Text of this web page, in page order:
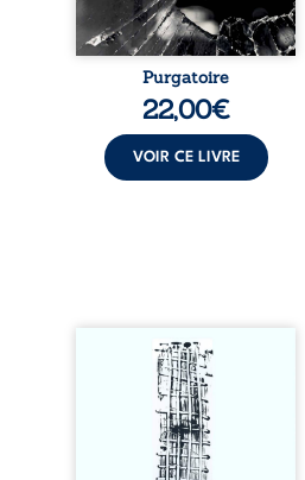
Purgatoire
22,00€
VOIR CE LIVRE
Sommes-nous vraiment libres
si chacun de nos actes s’inscrit
dans une chaîne de causes ? À
travers une confrontation
entre les pensées d’Emmanuel
Kant et de Donald Davidson,
cet essai explore les liens entre